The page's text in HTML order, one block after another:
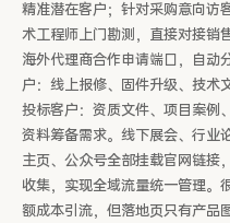
精准潜在客户；针对采购意向访
术工程师上门勘测，直接对接销
海外代理商合作申请端口，自动
户：线上报修、固件升级、技术
投标客户：资质文件、项目案例
资料筹备需求。线下展会、行业
主页、公众号全部挂载官网链接
收集，实现全域流量统一管理。
额成本引流，但落地页只有产品